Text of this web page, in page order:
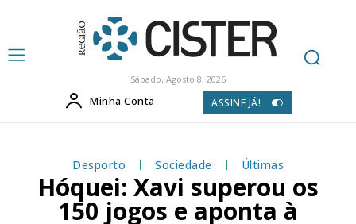
Sábado, Agosto 8, 2026
Minha Conta ASSINE JÁ!
Desporto Sociedade Últimas
Hóquei: Xavi superou os
150 jogos e aponta à